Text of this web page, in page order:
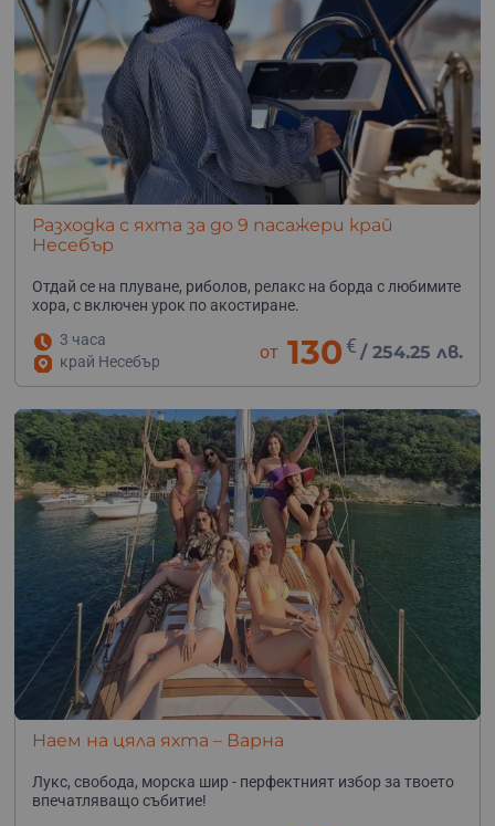
Разходка с яхта за до 9 пасажери край
Несебър
Отдай се на плуване, риболов, релакс на борда с любимите
хора, с включен урок по акостиране.
3 часа
край Несебър
от 130 € /254.25 лв.
Наем на цяла яхта – Варна
Лукс, свобода, морска шир - перфектният избор за твоето
впечатляващо събитие!